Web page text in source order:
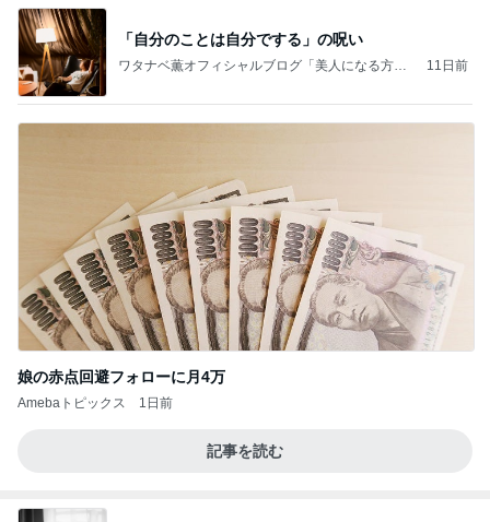
「自分のことは自分でする」の呪い
ワタナベ薫オフィシャルブログ「美人になる方
11日前
娘の赤点回避フォローに月4万
Amebaトピックス 1日前
記事を読む